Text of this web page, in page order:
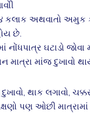
કલાક અથવાતો અમુક
છે.
નોંધપાત્ર ઘટાડો
માત્રા માંજ દુખાવો
થાક લગાવો,
પણ ઓછી